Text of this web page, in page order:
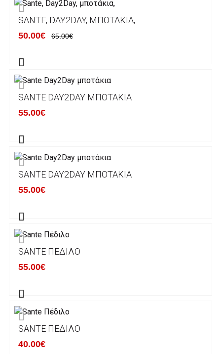
ΕΞΟΔΑ ΑΠΟΣΤΟΛΗΣ
ΕΛΛΑΔΑ
μεταφορικών 2€ για αγορές κάτω των 50€
Τα προϊόντα που παραγγέλνει ο χρήστης μέσω
του ηλεκτρονικού καταστήματος lablanca.gr
Χρόνος Διεκπεραίωσης Παραγγελιών:
ΠΟΛΙΤΙΚΗ ΕΠΙΣΤΡΟΦΩΝ
αντικατάστασή του με άλλο μέγεθος ή άλλο
προιόν.
Βασική προυπόθεση για την επιστροφή του
SANTE, DAY2DAY, ΜΠΟΤΆΚΙΑ,
50.00€ 65.00€
SANTE DAY2DAY ΜΠΟΤΆΚΙΑ
55.00€
SANTE DAY2DAY ΜΠΟΤΆΚΙΑ
55.00€
SANTE ΠΈΔΙΛΟ
55.00€
SANTE ΠΈΔΙΛΟ
40.00€